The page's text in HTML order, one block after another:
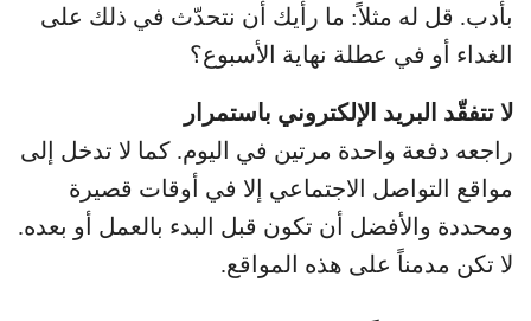
بأدب. قل له مثلاً: ما رأيك أن نتحدّث في ذلك على
الغداء أو في عطلة نهاية الأسبوع؟
لا تتفقّد البريد الإلكتروني باستمرار
راجعه دفعة واحدة مرتين في اليوم. كما لا تدخل إلى
مواقع التواصل الاجتماعي إلا في أوقات قصيرة
ومحددة والأفضل أن تكون قبل البدء بالعمل أو بعده.
لا تكن مدمناً على هذه المواقع.